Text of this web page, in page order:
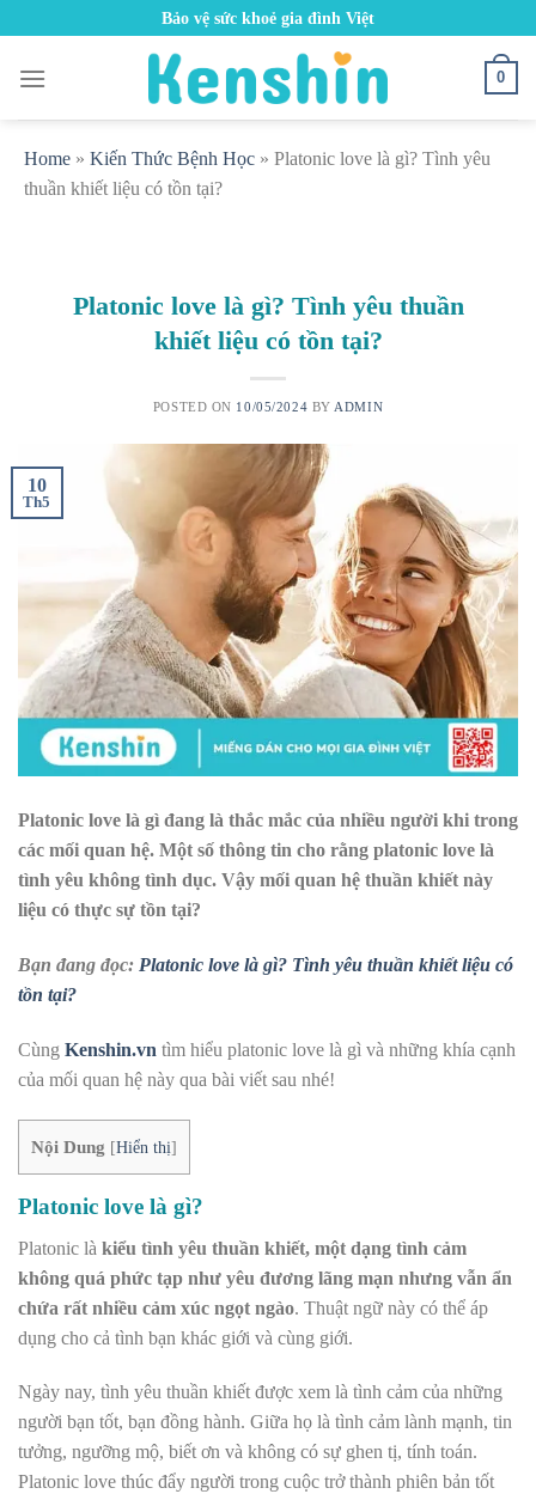
content
Bảo vệ sức khoẻ gia đình Việt
0
Home » Kiến Thức Bệnh Học » Platonic love là gì? Tình yêu
thuần khiết liệu có tồn tại?
Platonic love là gì? Tình yêu thuần
khiết liệu có tồn tại?
POSTED ON 10/05/2024 BY ADMIN
10
Th5
Platonic love là gì đang là thắc mắc của nhiều người khi trong
các mối quan hệ. Một số thông tin cho rằng platonic love là
tình yêu không tình dục. Vậy mối quan hệ thuần khiết này
liệu có thực sự tồn tại?
Bạn đang đọc: Platonic love là gì? Tình yêu thuần khiết liệu có
tồn tại?
Cùng Kenshin.vn tìm hiểu platonic love là gì và những khía cạnh
của mối quan hệ này qua bài viết sau nhé!
Nội Dung [Hiển thị]
Platonic love là gì?
Platonic là kiểu tình yêu thuần khiết, một dạng tình cảm
không quá phức tạp như yêu đương lãng mạn nhưng vẫn ẩn
chứa rất nhiều cảm xúc ngọt ngào. Thuật ngữ này có thể áp
dụng cho cả tình bạn khác giới và cùng giới.
Ngày nay, tình yêu thuần khiết được xem là tình cảm của những
người bạn tốt, bạn đồng hành. Giữa họ là tình cảm lành mạnh, tin
tưởng, ngưỡng mộ, biết ơn và không có sự ghen tị, tính toán.
Platonic love thúc đẩy người trong cuộc trở thành phiên bản tốt